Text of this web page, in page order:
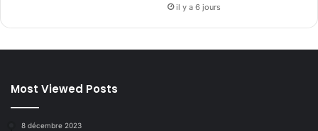
il y a 6 jours
Most Viewed Posts
8 décembre 2023